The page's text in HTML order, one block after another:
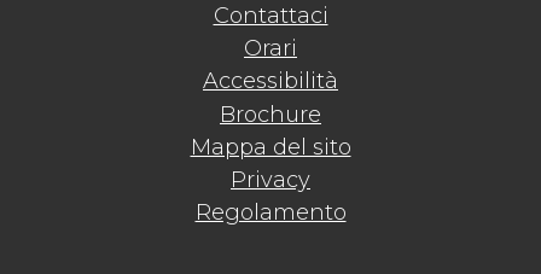
Contattaci
Orari
Accessibilità
Brochure
Mappa del sito
Privacy
Regolamento